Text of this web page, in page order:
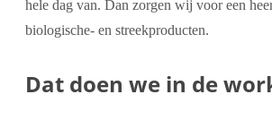
hele dag van. Dan zorgen wij voor een
biologische- en streekproducten.
Dat doen we in de